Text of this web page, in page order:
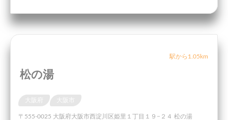
駅から1.05km
松の湯
〒555-0025 大阪府大阪市西淀川区姫里１丁目１９−２４ 松の湯